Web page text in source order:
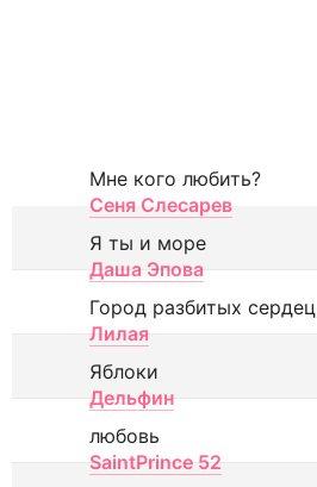
Мне кого любить?
Сеня Слесарев
Я ты и море
Даша Эпова
Город разбитых сердец
Лилая
Яблоки
Дельфин
любовь
SaintPrince 52